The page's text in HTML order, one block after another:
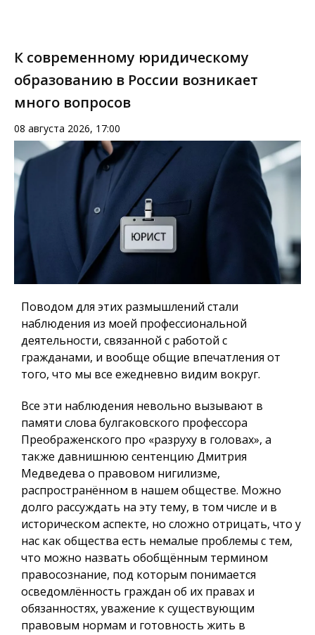
К современному юридическому
образованию в России возникает
много вопросов
08 августа 2026, 17:00
Поводом для этих размышлений стали
наблюдения из моей профессиональной
деятельности, связанной с работой с
гражданами, и вообще общие впечатления от
того, что мы все ежедневно видим вокруг.
Все эти наблюдения невольно вызывают в
памяти слова булгаковского профессора
Преображенского про «разруху в головах», а
также давнишнюю сентенцию Дмитрия
Медведева о правовом нигилизме,
распространённом в нашем обществе. Можно
долго рассуждать на эту тему, в том числе и в
историческом аспекте, но сложно отрицать, что у
нас как общества есть немалые проблемы с тем,
что можно назвать обобщённым термином
правосознание, под которым понимается
осведомлённость граждан об их правах и
обязанностях, уважение к существующим
правовым нормам и готовность жить в